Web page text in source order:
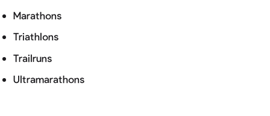
Marathons
Triathlons
Trailruns
Ultramarathons